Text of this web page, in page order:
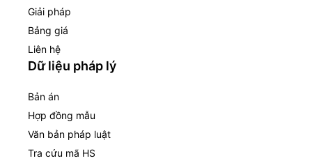
Giải pháp
Bảng giá
Liên hệ
Dữ liệu pháp lý
Bản án
Hợp đồng mẫu
Văn bản pháp luật
Tra cứu mã HS